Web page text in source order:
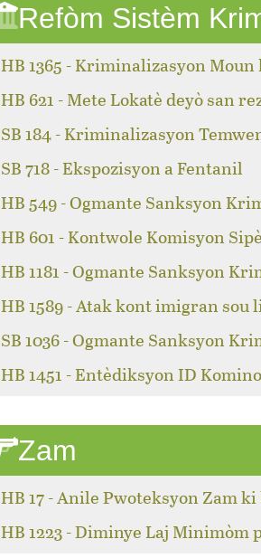
Refòm Sistèm
HB 1365 - Kriminalizasyon
HB 621 - Mete Lokatè deyò san
SB 184 - Kriminalizasyon
SB 718 - Ekspozisyon a Fentanil
HB 549 - Ogmante Sanksyon
HB 601 - Kontwole Komisyon
HB 1181 - Ogmante Sanksyon
HB 1589 - Atak kont imigran sou
SB 1036 - Ogmante Sanksyon
HB 1451 - Entèdiksyon ID
Zam
HB 17 - Anile Pwoteksyon Zam ki
HB 1223 - Diminye Laj Minimòm